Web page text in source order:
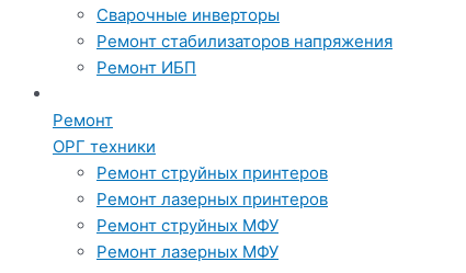
Сварочные инверторы
Ремонт стабилизаторов напряжения
Ремонт ИБП
Ремонт
ОРГ техники
Ремонт струйных принтеров
Ремонт лазерных принтеров
Ремонт струйных МФУ
Ремонт лазерных МФУ